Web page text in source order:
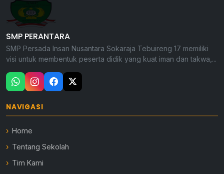
SMP PERANTARA
SMP Persada Insan Nusantara Sokaraja Tebuireng 17 memiliki
visi untuk membentuk peserta didik yang kuat iman dan takwa,...
NAVIGASI
Home
Tentang Sekolah
Tim Kami